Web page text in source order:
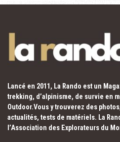
Lancé en 2011, La Rando est un
trekking, d’alpinisme, de survie en
Outdoor.Vous y trouverez des
actualités, tests de matériels. La
l’Association des Explorateurs du